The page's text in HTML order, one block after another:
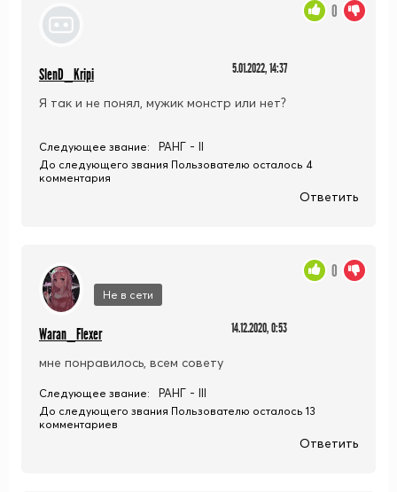
SlenD_Kripi 5.01.2022, 14:37
Я так и не понял, мужик монстр или нет?
0
Следующее звание: РАНГ - II
До следующего звания Пользователю осталось 4
комментария
Ответить
Не в сети
Waran_Flexer 14.12.2020, 0:53
мне понравилось, всем совету
0
Следующее звание: РАНГ - III
До следующего звания Пользователю осталось 13
комментариев
Ответить